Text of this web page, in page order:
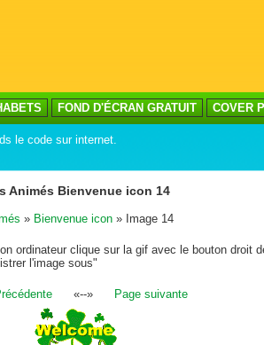
FOND D'ÉCRAN GRATUIT COVER
le code sur internet.
Animés Bienvenue icon 14
» Bienvenue icon » Image 14
ordinateur clique sur la gif avec le bouton droit
l'image sous"
«--» Page suivante